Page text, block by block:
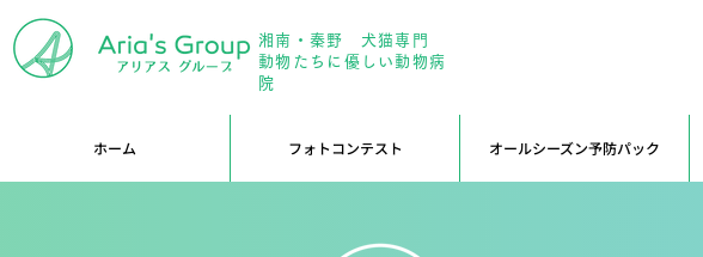
湘南・秦野 犬猫専門
動物たちに優しい動物病
院
ホーム フォトコンテスト オールシーズン予防パック